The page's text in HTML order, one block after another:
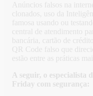
Anúncios falsos na
clonados, uso da
famosa usando ou
central de atendimento
bancária, cartão de
QR Code falso que
estão entre as práticas
A seguir, o especialista
Friday com segurança: